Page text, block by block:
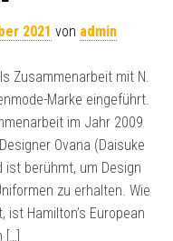
2021 von admin
Zusammenarbeit mit N.
Marke eingeführt.
im Jahr 2009
Ovana (Daisuke
ist berühmt, um Design
zu erhalten. Wie
Hamilton’s European